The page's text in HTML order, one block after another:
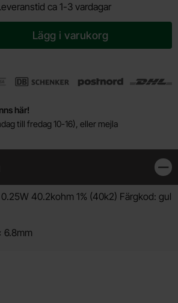
ca 1-3 vardagar
Lägg i varukorg
här!
till fredag 10-16), eller mejla
40.2kohm 1% (40k2) Färgkod: gul
6.8mm